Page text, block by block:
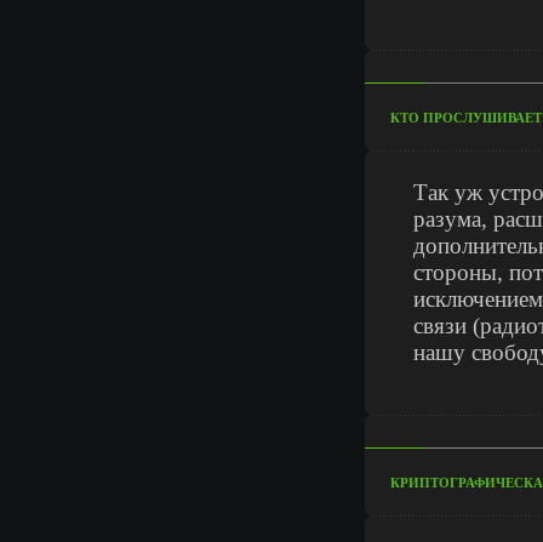
КТО
Так уж
разума,
стороны,
связи
нашу